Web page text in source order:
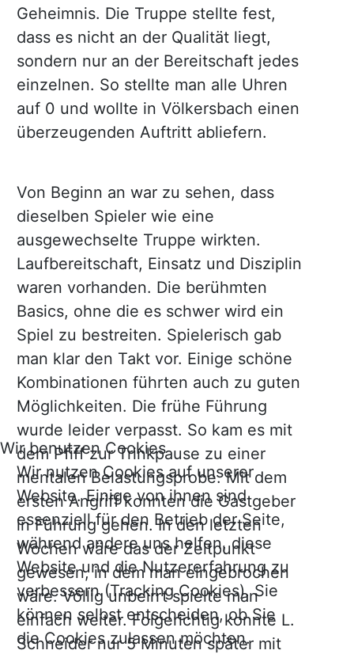
Geheimnis. Die Truppe stellte fest,
dass es nicht an der Qualität liegt,
sondern nur an der Bereitschaft jedes
einzelnen. So stellte man alle Uhren
auf 0 und wollte in Völkersbach einen
überzeugenden Auftritt abliefern.
Von Beginn an war zu sehen, dass
dieselben Spieler wie eine
ausgewechselte Truppe wirkten.
Laufbereitschaft, Einsatz und Disziplin
waren vorhanden. Die berühmten
Basics, ohne die es schwer wird ein
Spiel zu bestreiten. Spielerisch gab
man klar den Takt vor. Einige schöne
Kombinationen führten auch zu guten
Möglichkeiten. Die frühe Führung
wurde leider verpasst. So kam es mit
dem Pfiff zur Trinkpause zu einer
mentalen Belastungsprobe. Mit dem
ersten Angriff konnten die Gastgeber
in Führung gehen. In den letzten
Wochen wäre das der Zeitpunkt
gewesen, in dem man eingebrochen
wäre. Völlig unbeirrt spielte man
einfach weiter. Folgerichtig konnte L.
Schneider nur 5 Minuten später mit
Wir benutzen Cookies
Wir nutzen Cookies auf unserer
Website. Einige von ihnen sind
essenziell für den Betrieb der Seite,
während andere uns helfen, diese
Website und die Nutzererfahrung zu
verbessern (Tracking Cookies). Sie
können selbst entscheiden, ob Sie
die Cookies zulassen möchten.